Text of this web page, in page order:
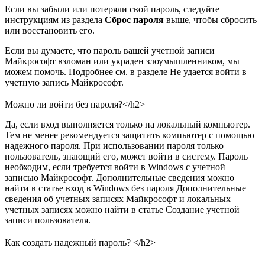
Если вы забыли или потеряли свой пароль, следуйте
инструкциям из раздела Сброс пароля выше, чтобы сбросить
или восстановить его.
Если вы думаете, что пароль вашей учетной записи
Майкрософт взломан или украден злоумышленником, мы
можем помочь. Подробнее см. в разделе Не удается войти в
учетную запись Майкрософт.
Можно ли войти без пароля?</h2>
Да, если вход выполняется только на локальный компьютер.
Тем не менее рекомендуется защитить компьютер с помощью
надежного пароля. При использовании пароля только
пользователь, знающий его, может войти в систему. Пароль
необходим, если требуется войти в Windows с учетной
записью Майкрософт. Дополнительные сведения можно
найти в статье вход в Windows без пароля Дополнительные
сведения об учетных записях Майкрософт и локальных
учетных записях можно найти в статье Создание учетной
записи пользователя.
Как создать надежный пароль? </h2>